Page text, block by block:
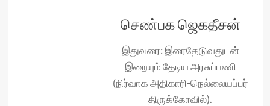
செண்பக ஜெகதீசன்
இதுவரை: இரைதேடுவதுடன்
இறையும் தேடிய அரசுப்பணி
(நிர்வாக அதிகாரி-நெல்லையப்பர்
திருக்கோவில்).